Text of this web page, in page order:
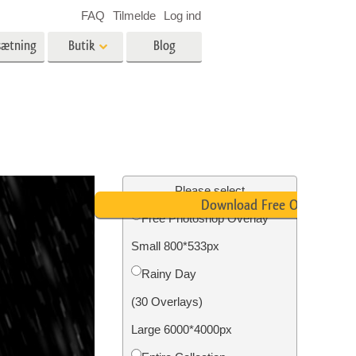
Foto restaurering
Butik
videooverlejringer
Blog
FAQ Tilmelde Log ind
Please select
Free Photoshop Overlay
Small 800*533px
Rainy Day
(30 Overlays)
Large 6000*4000px
Download Free Overlay